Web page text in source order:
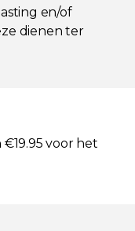
en/of
dienen ter
voor het